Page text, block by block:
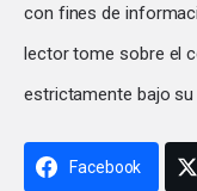
con fines de
lector tome sobre el
estrictamente bajo su
Facebook